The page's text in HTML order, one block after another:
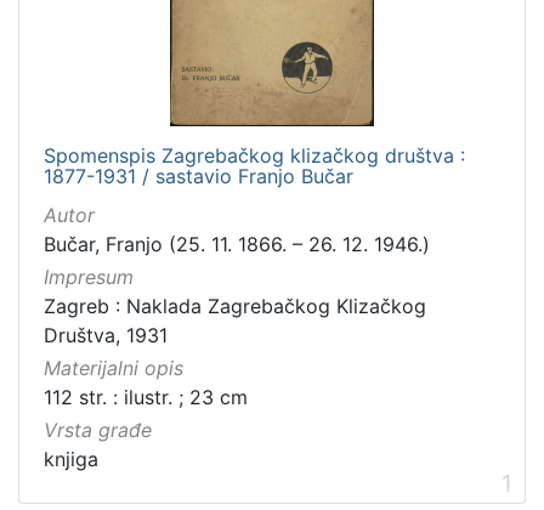
Spomenspis Zagrebačkog klizačkog društva :
1877-1931 / sastavio Franjo Bučar
Autor
Bučar, Franjo (25. 11. 1866. – 26. 12. 1946.)
Impresum
Zagreb : Naklada Zagrebačkog Klizačkog
Društva, 1931
Materijalni opis
112 str. : ilustr. ; 23 cm
Vrsta građe
knjiga
1